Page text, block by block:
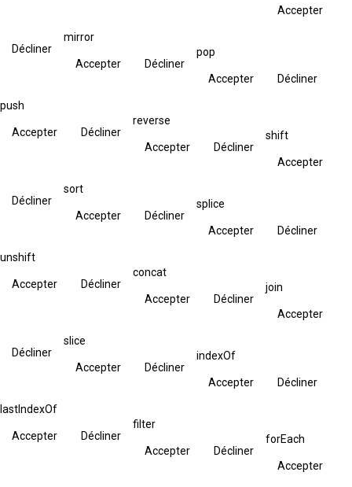
Accepter
Décliner
mirror
Accepter Décliner
pop
Accepter Décliner
push
Accepter Décliner
reverse
Accepter Décliner
shift
Accepter
Décliner
sort
Accepter Décliner
splice
Accepter Décliner
unshift
Accepter Décliner
concat
Accepter Décliner
join
Accepter
Décliner
slice
Accepter Décliner
indexOf
Accepter Décliner
lastIndexOf
Accepter Décliner
filter
Accepter Décliner
forEach
Accepter